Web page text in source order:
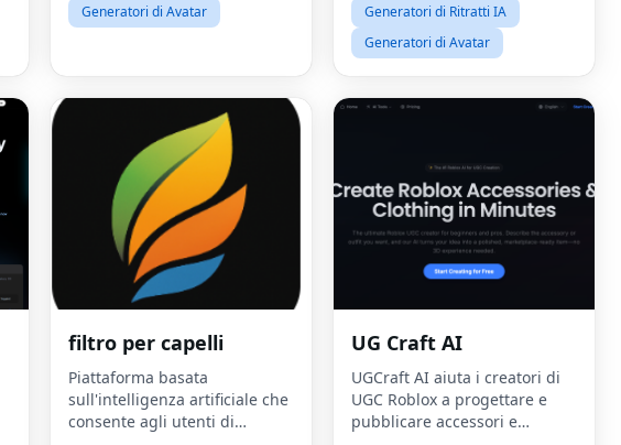
Generatori di Avatar
Generatori di Ritratti IA
Generatori di Avatar
filtro per capelli
Piattaforma basata
sull'intelligenza artificiale che
consente agli utenti di
UG Craft AI
UGCraft AI aiuta i creatori di
UGC Roblox a progettare e
pubblicare accessori e